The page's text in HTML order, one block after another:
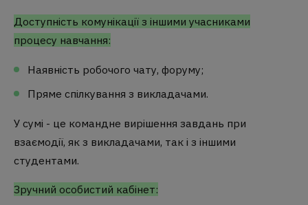
Доступність комунікації з іншими учасниками
процесу навчання:
Наявність робочого чату, форуму;
Пряме спілкування з викладачами.
У сумі - це командне вирішення завдань при
взаємодії, як з викладачами, так і з іншими
студентами.
Зручний особистий кабінет: